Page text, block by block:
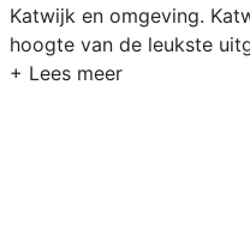
Katwijk en omgeving.
hoogte van de leukste